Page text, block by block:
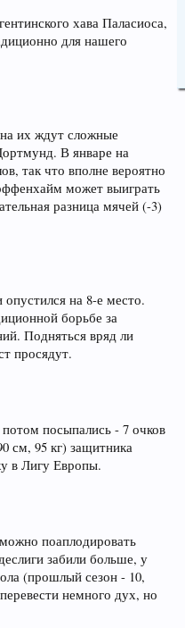
хава Паласиоса,
для нашего
их ждут сложные
В январе на
так что вполне вероятно
может выиграть
разница мячей (-3)
на 8-е место.
борьбе за
Подняться вряд ли
просядут.
посыпались - 7 очков
см, 95 кг) защитника
в Лигу Европы.
поаплодировать
забили больше, у
(прошлый сезон - 10,
немного дух, но